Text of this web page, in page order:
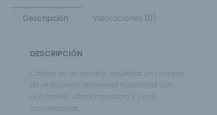
Descripción Valoraciones (0)
DESCRIPCIÓN
Carbon es un desafío: equilibrar un proceso
de vinificación altamente tradicional con
una botella ultra innovadora y poco
convencional.